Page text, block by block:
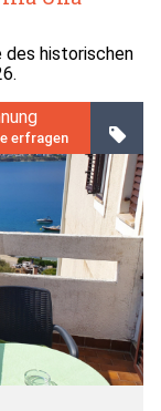
des historischen
erfragen